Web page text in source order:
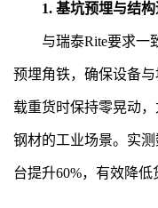
1. 基坑预埋与结构
与瑞泰Rite要求一致
预埋角铁，确保设备
载重货时保持零晃动
钢材的工业场景。实
台提升60%，有效降低